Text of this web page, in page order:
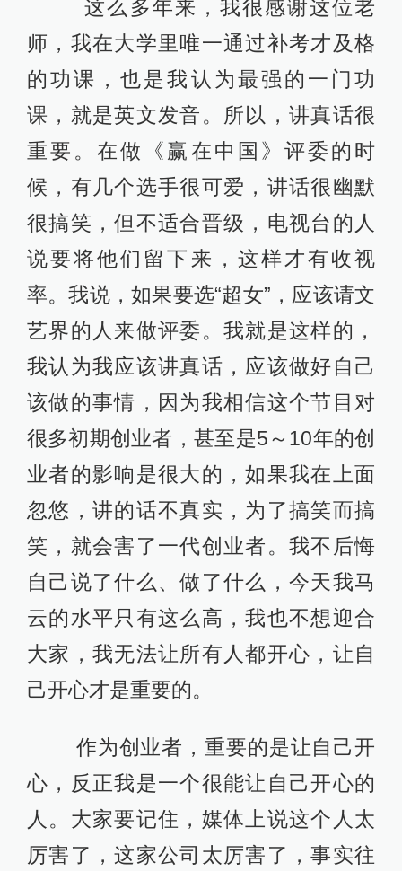
这么多年来，我很感谢这位老
师，我在大学里唯一通过补考才及格
的功课，也是我认为最强的一门功
课，就是英文发音。所以，讲真话很
重要。在做《赢在中国》评委的时
候，有几个选手很可爱，讲话很幽默
很搞笑，但不适合晋级，电视台的人
说要将他们留下来，这样才有收视
率。我说，如果要选“超女”，应该请文
艺界的人来做评委。我就是这样的，
我认为我应该讲真话，应该做好自己
该做的事情，因为我相信这个节目对
很多初期创业者，甚至是5～10年的创
业者的影响是很大的，如果我在上面
忽悠，讲的话不真实，为了搞笑而搞
笑，就会害了一代创业者。我不后悔
自己说了什么、做了什么，今天我马
云的水平只有这么高，我也不想迎合
大家，我无法让所有人都开心，让自
己开心才是重要的。
作为创业者，重要的是让自己开
心，反正我是一个很能让自己开心的
人。大家要记住，媒体上说这个人太
厉害了，这家公司太厉害了，事实往